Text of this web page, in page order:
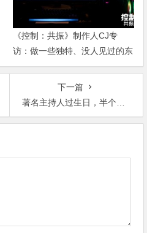
《控制：共振》制作人CJ专
访：做一些独特、没人见过的东
西【365娱乐资讯网】
下一篇
著名主持人过生日，半个娱乐圈送祝福，他人缘太好了【365娱乐资讯网】